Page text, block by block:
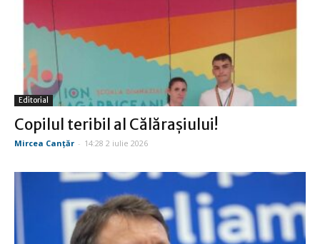
Editorial
Copilul teribil al Călăraşiului!
Mircea Canţăr - 14:28 2 iulie 2026